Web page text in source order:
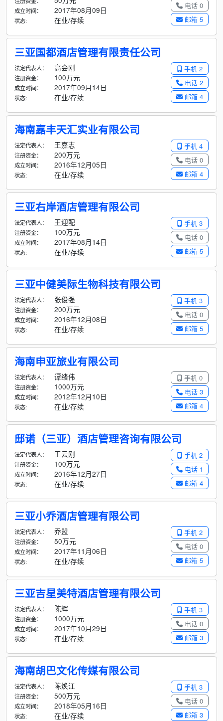
电话 0
邮箱 5
成立时间： 2017年08月09日
状态: 在业/存续
三亚国都酒店管理有限责任公司
手机 2
电话 2
邮箱 4
法定代表人： 高会刚
注册资金： 100万元
成立时间： 2017年09月14日
状态: 在业/存续
海南嘉丰天汇实业有限公司
手机 4
电话 0
邮箱 4
法定代表人： 王嘉志
注册资金： 200万元
成立时间： 2016年12月05日
状态: 在业/存续
三亚右岸酒店管理有限公司
手机 3
电话 0
邮箱 5
法定代表人： 王迎配
注册资金： 100万元
成立时间： 2017年08月14日
状态: 在业/存续
三亚中健美际生物科技有限公司
手机 3
电话 0
邮箱 5
法定代表人： 张俊强
注册资金： 200万元
成立时间： 2016年12月08日
状态: 在业/存续
海南申亚旅业有限公司
手机 0
电话 3
邮箱 4
法定代表人： 谭绪伟
注册资金： 1000万元
成立时间： 2012年12月10日
状态: 在业/存续
邸诺（三亚）酒店管理咨询有限公司
手机 2
电话 1
邮箱 4
法定代表人： 王云刚
注册资金： 100万元
成立时间： 2016年12月27日
状态: 在业/存续
三亚小乔酒店管理有限公司
手机 2
电话 0
邮箱 5
法定代表人： 乔盟
注册资金： 50万元
成立时间： 2017年11月06日
状态: 在业/存续
三亚吉星美特酒店管理有限公司
手机 3
电话 0
邮箱 3
法定代表人： 陈辉
注册资金： 1000万元
成立时间： 2017年10月29日
状态: 在业/存续
海南胡巴文化传媒有限公司
手机 3
电话 0
邮箱 3
法定代表人： 陈焕江
注册资金： 500万元
成立时间： 2018年05月16日
状态: 在业/存续